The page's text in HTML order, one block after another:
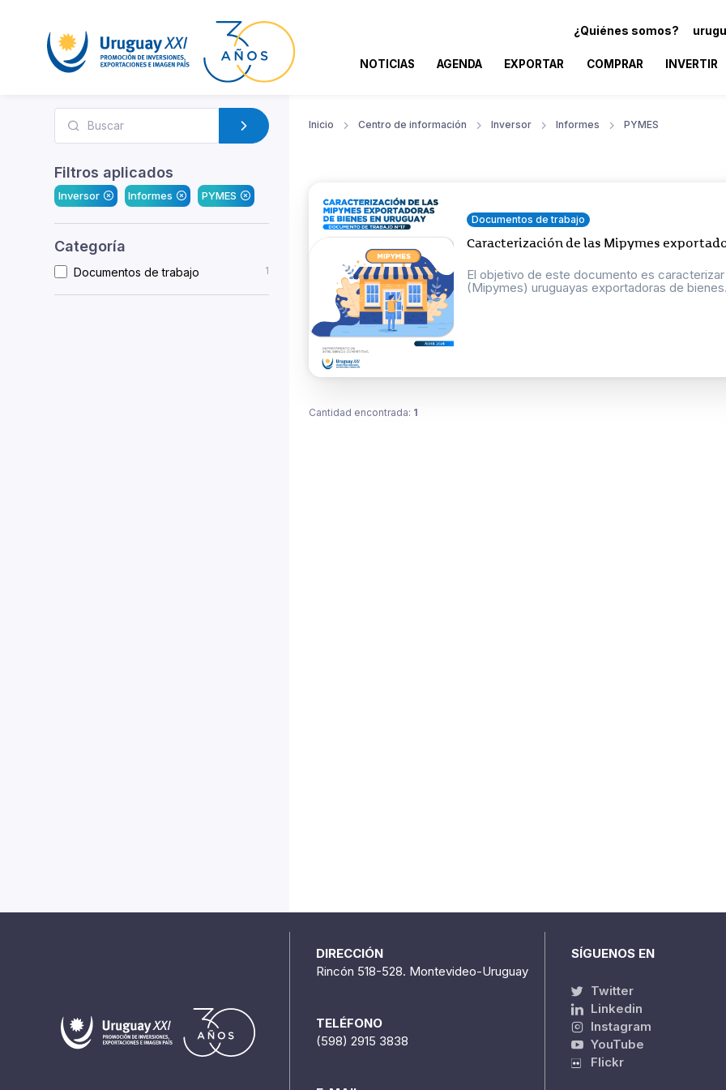
¿Quiénes somos?
NOTICIAS AGENDA EXPORTAR COMPRAR INVERTIR
Filtros aplicados
Inversor Informes PYMES
Categoría
Documentos de trabajo 1
Inicio Centro de información Inversor Informes PYMES
Documentos de trabajo
Caracterización de las Mipymes
El objetivo de este documento es
(Mipymes) uruguayas exportadoras de
Cantidad encontrada: 1
DIRECCIÓN
Rincón 518-528. Montevideo-Uruguay
TELÉFONO
(598) 2915 3838
SÍGUENOS EN
Twitter
Linkedin
Instagram
YouTube
Flickr